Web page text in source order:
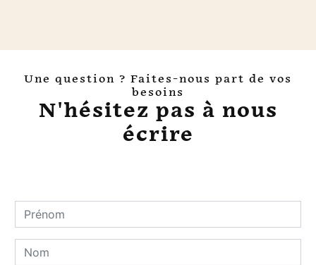
Une question ? Faites-nous part de vos
besoins
N'hésitez pas à nous
écrire